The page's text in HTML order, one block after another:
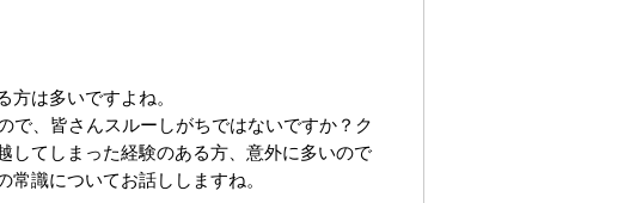
は多いですよね。
で、皆さんスルーしがちではないですか？ク
してしまった経験のある方、意外に多いので
識についてお話ししますね。